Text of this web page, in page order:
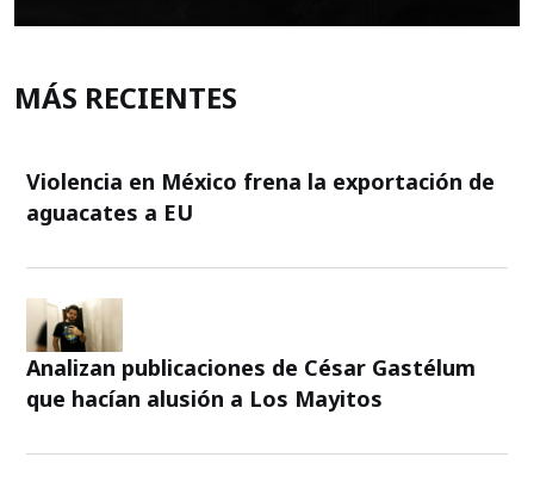
MÁS RECIENTES
Violencia en México frena la exportación de
aguacates a EU
Analizan publicaciones de César Gastélum
que hacían alusión a Los Mayitos